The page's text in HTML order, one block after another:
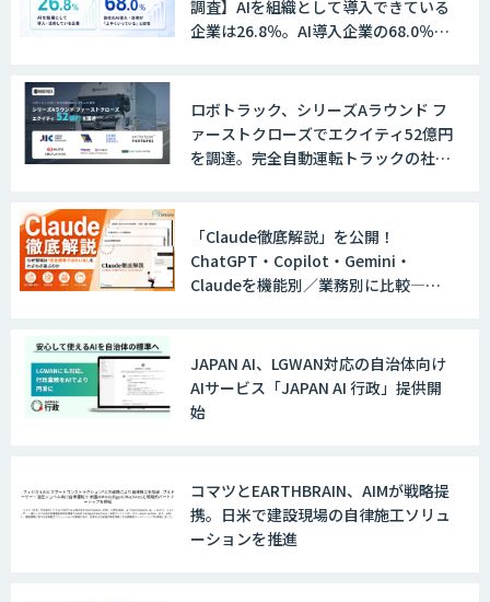
調査】AIを組織として導入できている
企業は26.8％。AI導入企業の68.0％
ロボトラック、シリーズAラウンド フ
ァーストクローズでエクイティ52億円
を調達。完全自動運転トラックの社会
「Claude徹底解説」を公開！
ChatGPT・Copilot・Gemini・
Claudeを機能別／業務別に比較―自
JAPAN AI、LGWAN対応の自治体向け
AIサービス「JAPAN AI 行政」提供開
始
コマツとEARTHBRAIN、AIMが戦略提
携。日米で建設現場の自律施工ソリュ
ーションを推進